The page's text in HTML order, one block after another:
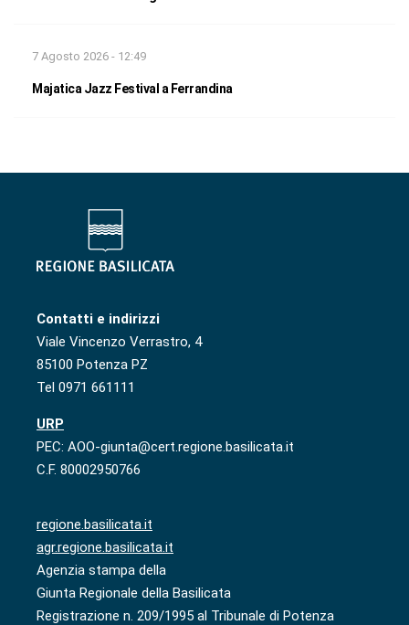
7 Agosto 2026 - 12:49
Majatica Jazz Festival a Ferrandina
Contatti e indirizzi
Viale Vincenzo Verrastro, 4
85100 Potenza PZ
Tel 0971 661111
URP
PEC: AOO-giunta@cert.regione.basilicata.it
C.F. 80002950766
regione.basilicata.it
agr.regione.basilicata.it
Agenzia stampa della
Giunta Regionale della Basilicata
Registrazione n. 209/1995 al Tribunale di Potenza